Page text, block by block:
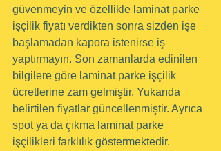
güvenmeyin ve özellikle laminat parke
işçilik fiyatı verdikten sonra sizden işe
başlamadan kapora istenirse iş
yaptırmayın. Son zamanlarda edinilen
bilgilere göre laminat parke işçilik
ücretlerine zam gelmiştir. Yukarıda
belirtilen fiyatlar güncellenmiştir. Ayrıca
spot ya da çıkma laminat parke
işçilikleri farklılık göstermektedir.